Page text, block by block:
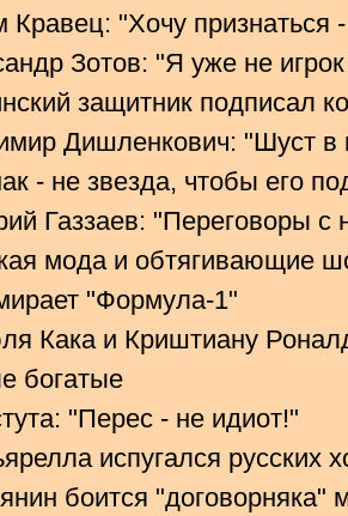
Кравец: "Хочу признаться
Зотов: "Я уже не
защитник подписал
Дишленкович: "Шуст в
- не звезда, чтобы его
Газзаев: "Переговоры с
мода и обтягивающие
"Формула-1"
Кака и Криштиану
богатые
"Перес - не идиот!"
испугался русских
боится